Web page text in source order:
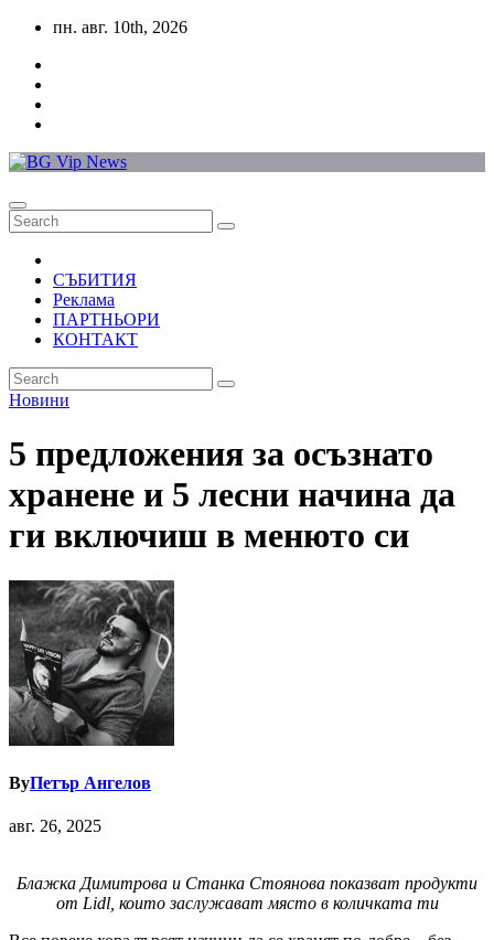
Skip
content
пн. авг. 10th, 2026
СЪБИТИЯ
Реклама
ПАРТНЬОРИ
КОНТАКТ
Новини
5 предложения за осъзнато
хранене и 5 лесни начина да
ги включиш в менюто си
ByПетър Ангелов
авг. 26, 2025
Блажка Димитрова и Станка Стоянова показват продукти
от Lidl, които заслужават място в количката ти